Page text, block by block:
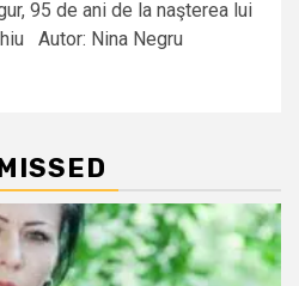
95 de ani de la naşterea lui
Autor: Nina Negru